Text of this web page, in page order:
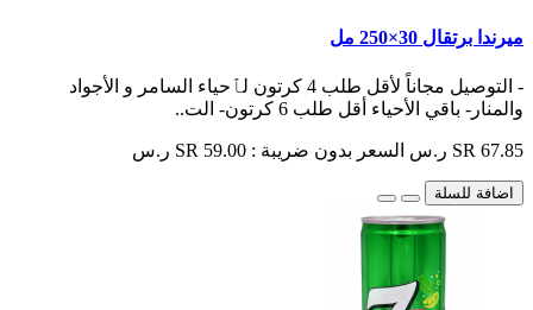
ميرندا برتقال 30×250 مل
- التوصيل مجاناً لأقل طلب 4 كرتون لٱحياء السامر و الأجواد
والمنار- باقي الأحياء أقل طلب 6 كرتون- الت..
SR 67.85 ر.س السعر بدون ضريبة : SR 59.00 ر.س
اضافة للسلة